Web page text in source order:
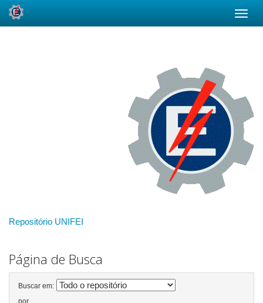
Repositório UNIFEI
Página de Busca
Buscar em:
por